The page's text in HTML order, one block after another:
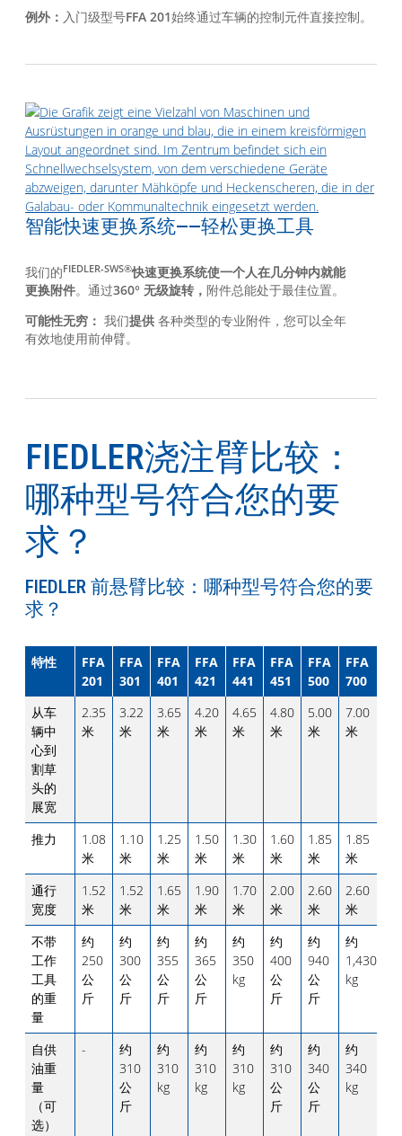
例外： 入门级型号FFA 201始终通过车辆的控制元件直接控制。
智能快速更换系统——轻松更换工具
我们的FIEDLER-SWS®快速更换系统使一个人在几分钟内就能
更换附件。通过360° 无级旋转， 附件总能处于最佳位置。
可能性无穷： 我们提供 各种类型的专业附件，您可以全年
有效地使用前伸臂。
FIEDLER浇注臂比较：
哪种型号符合您的要
求？
FIEDLER 前悬臂比较：哪种型号符合您的要
求？
特性
FFA
201
FFA
301
FFA
401
FFA
421
FFA
441
FFA
451
FFA
500
FFA
700
从车
辆中
心到
割草
头的
展宽
2.35
米
3.22
米
3.65
米
4.20
米
4.65
米
4.80
米
5.00
米
7.00
米
推力
1.08
米
1.10
米
1.25
米
1.50
米
1.30
米
1.60
米
1.85
米
1.85
米
通行
宽度
1.52
米
1.52
米
1.65
米
1.90
米
1.70
米
2.00
米
2.60
米
2.60
米
不带
工作
工具
的重
量
约
250
公
斤
约
300
公
斤
约
355
公
斤
约
365
公
斤
约
350
kg
约
400
公
斤
约
940
公
斤
约
1,430
kg
自供
油重
量
（可
选）
-
约
310
公
斤
约
310
kg
约
310
kg
约
310
kg
约
310
公
斤
约
340
公
斤
约
340
kg